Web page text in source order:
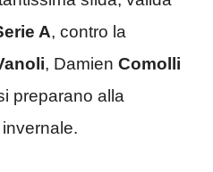
A, contro la
, Damien Comolli
preparano alla
invernale.